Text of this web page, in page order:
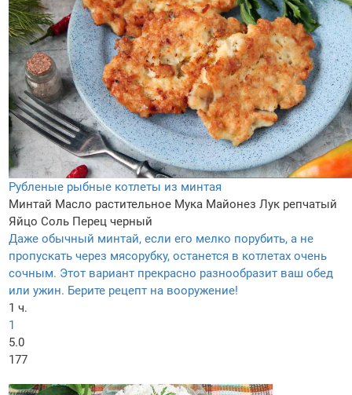
Рубленые рыбные котлеты из минтая
Минтай Масло растительное Мука Майонез Лук репчатый
Яйцo Соль Перец черный
Даже обычный минтай, если его мелко порубить, а не
пропускать через мясорубку, останется в котлетах очень
сочным. Этот вариант прекрасно разнообразит ваш обед
или ужин. Берите рецепт на вооружение!
1 ч.
1
5.0
177